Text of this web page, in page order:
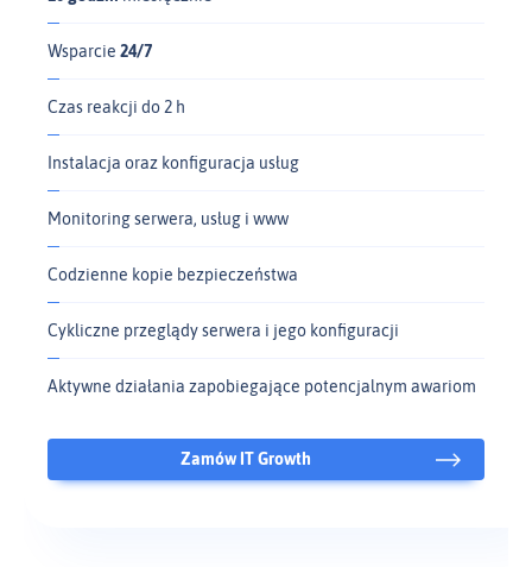
Wsparcie 24/7
Czas reakcji do 2 h
Instalacja oraz konfiguracja usług
Monitoring serwera, usług i www
Codzienne kopie bezpieczeństwa
Cykliczne przeglądy serwera i jego konfiguracji
Aktywne działania zapobiegające potencjalnym awariom
Zamów IT Growth